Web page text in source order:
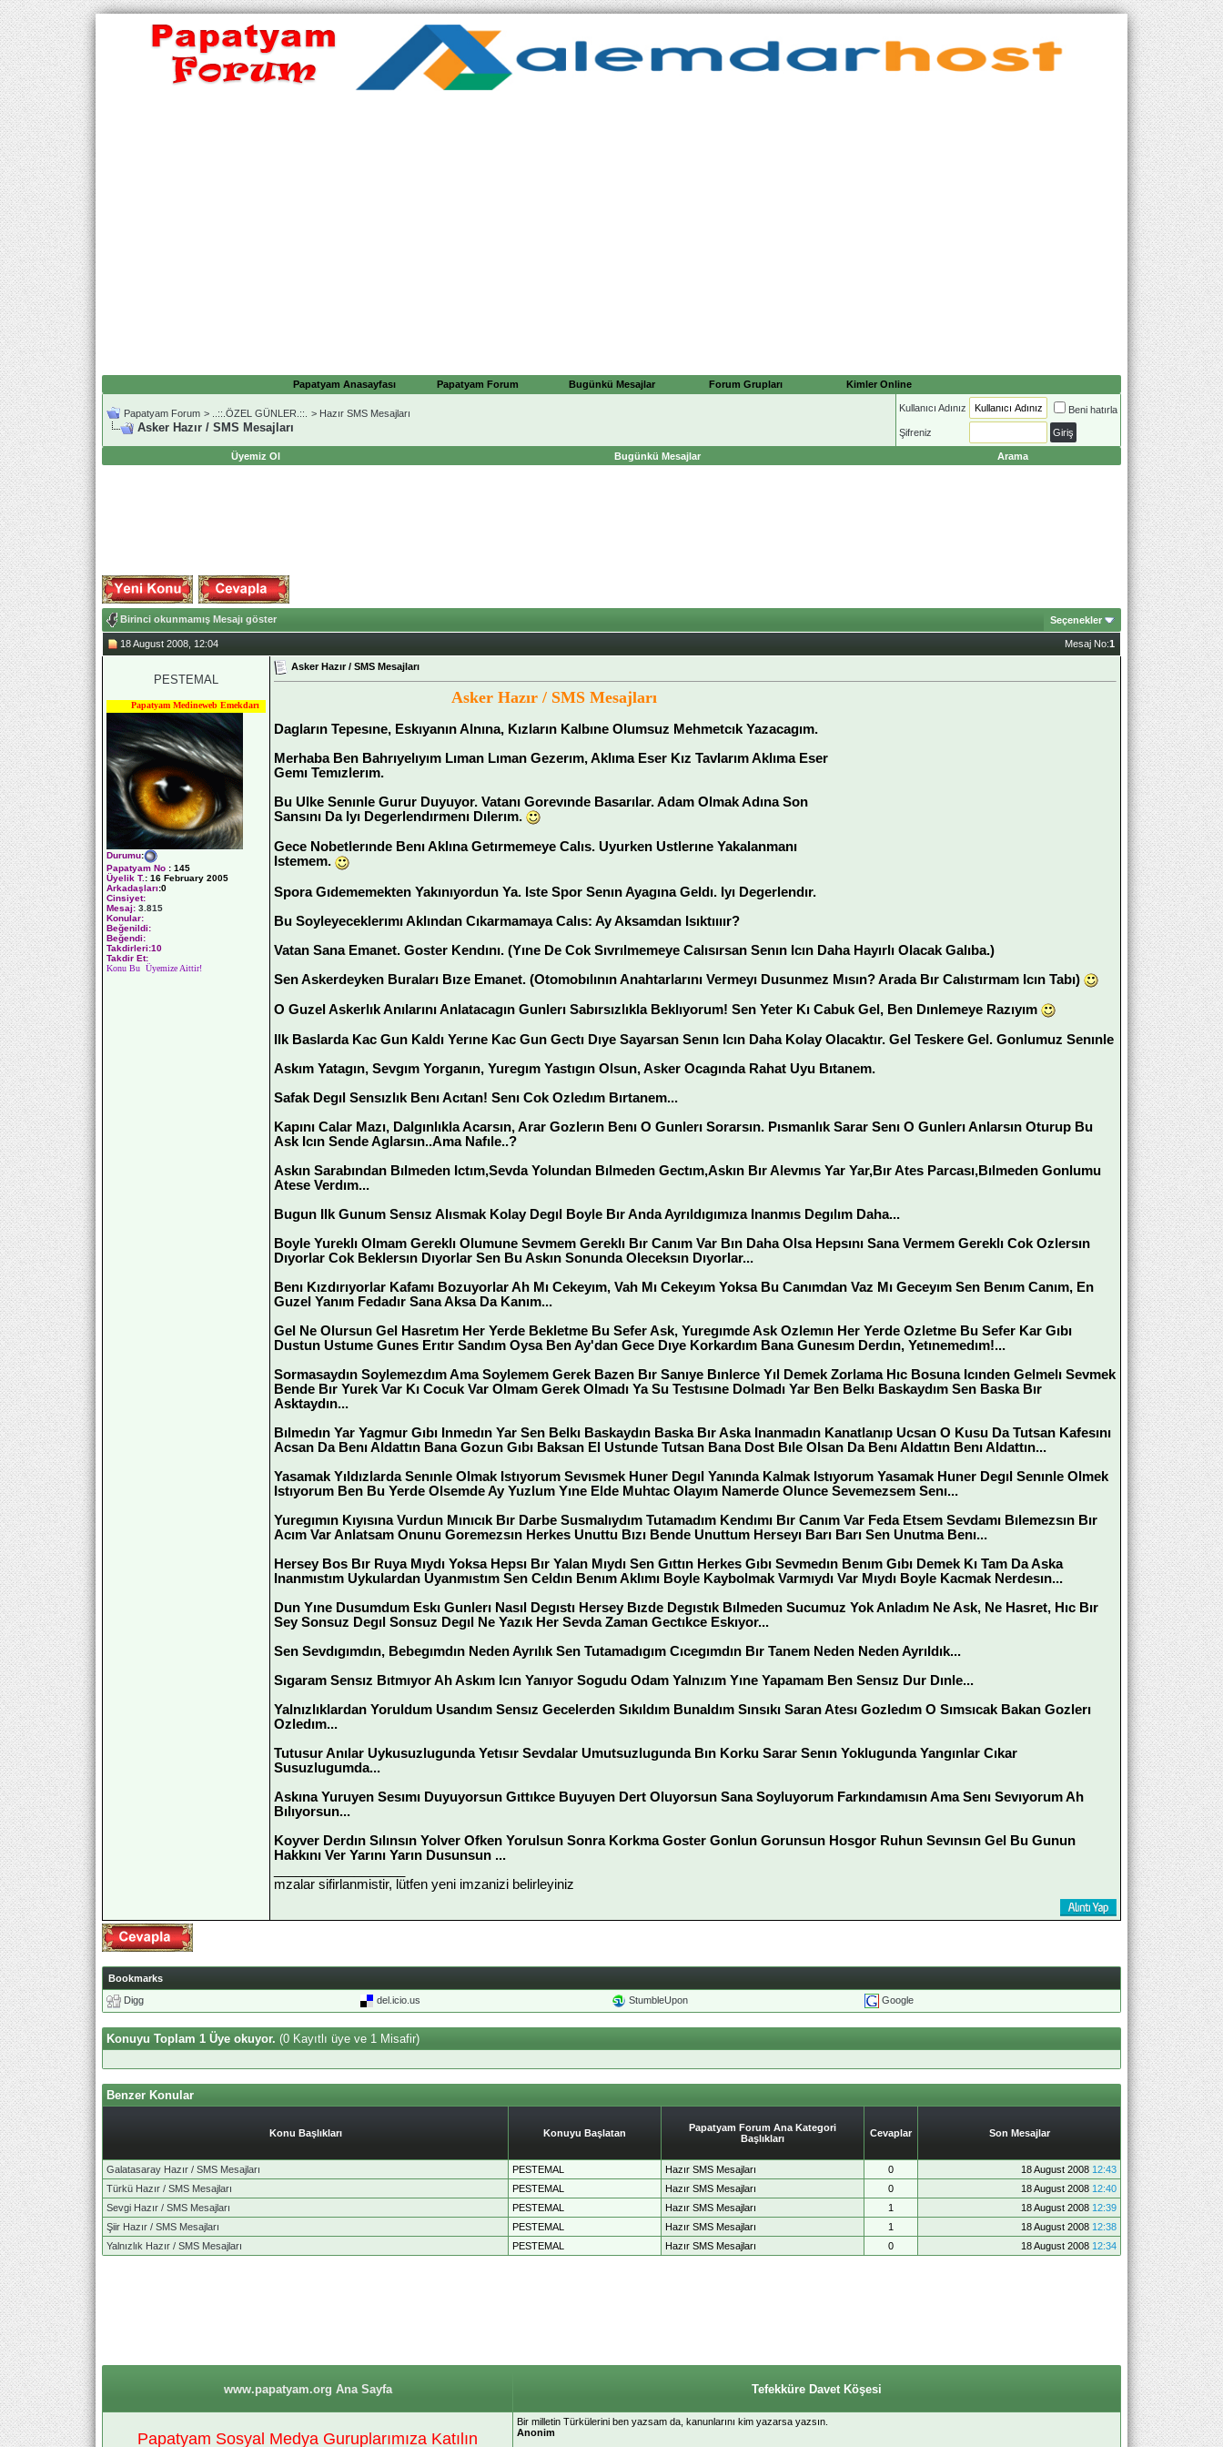
Papatyam Anasayfası Papatyam Forum Bugünkü Mesajlar Forum Grupları Kimler Online
Papatyam Forum > ..::.ÖZEL GÜNLER.::. > Hazır SMS Mesajları
Asker Hazır / SMS Mesajları
Kullanıcı Adınız Beni hatırla
Şifreniz
Üyemiz Ol Bugünkü Mesajlar Arama
Birinci okunmamış Mesajı göster Seçenekler
18 August 2008, 12:04 Mesaj No:1
PESTEMAL
Papatyam Medineweb Emekdarı
Durumu:
Papatyam No : 145
Üyelik T. : 16 February 2005
Arkadaşları:0
Cinsiyet:
Mesaj: 3.815
Konular:
Beğenildi:
Beğendi:
Takdirleri:10
Takdir Et:
Konu Bu Üyemize Aittir!
Asker Hazır / SMS Mesajları
Asker Hazır / SMS Mesajları
Dagların Tepesıne, Eskıyanın Alnına, Kızların Kalbıne Olumsuz Mehmetcık Yazacagım.
Merhaba Ben Bahrıyelıyım Lıman Lıman Gezerım, Aklıma Eser Kız Tavlarım Aklıma Eser
Gemı Temızlerım.
Bu Ulke Senınle Gurur Duyuyor. Vatanı Gorevınde Basarılar. Adam Olmak Adına Son
Sansını Da Iyı Degerlendırmenı Dılerım.
Gece Nobetlerınde Benı Aklına Getırmemeye Calıs. Uyurken Ustlerıne Yakalanmanı
Istemem.
Spora Gıdememekten Yakınıyordun Ya. Iste Spor Senın Ayagına Geldı. Iyı Degerlendır.
Bu Soyleyeceklerımı Aklından Cıkarmamaya Calıs: Ay Aksamdan Isıktıııır?
Vatan Sana Emanet. Goster Kendını. (Yıne De Cok Sıvrılmemeye Calısırsan Senın Icın Daha Hayırlı Olacak Galıba.)
Sen Askerdeyken Buraları Bıze Emanet. (Otomobılının Anahtarlarını Vermeyı Dusunmez Mısın? Arada Bır Calıstırmam Icın Tabı)
O Guzel Askerlık Anılarını Anlatacagın Gunlerı Sabırsızlıkla Beklıyorum! Sen Yeter Kı Cabuk Gel, Ben Dınlemeye Razıyım
Ilk Baslarda Kac Gun Kaldı Yerıne Kac Gun Gectı Dıye Sayarsan Senın Icın Daha Kolay Olacaktır. Gel Teskere Gel. Gonlumuz Senınle
Askım Yatagın, Sevgım Yorganın, Yuregım Yastıgın Olsun, Asker Ocagında Rahat Uyu Bıtanem.
Safak Degıl Sensızlık Benı Acıtan! Senı Cok Ozledım Bırtanem...
Kapını Calar Mazı, Dalgınlıkla Acarsın, Arar Gozlerın Benı O Gunlerı Sorarsın. Pısmanlık Sarar Senı O Gunlerı Anlarsın Oturup Bu
Ask Icın Sende Aglarsın..Ama Nafıle..?
Askın Sarabından Bılmeden Ictım,Sevda Yolundan Bılmeden Gectım,Askın Bır Alevmıs Yar Yar,Bır Ates Parcası,Bılmeden Gonlumu
Atese Verdım...
Bugun Ilk Gunum Sensız Alısmak Kolay Degıl Boyle Bır Anda Ayrıldıgımıza Inanmıs Degılım Daha...
Boyle Yureklı Olmam Gereklı Olumune Sevmem Gereklı Bır Canım Var Bın Daha Olsa Hepsını Sana Vermem Gereklı Cok Ozlersın
Dıyorlar Cok Beklersın Dıyorlar Sen Bu Askın Sonunda Oleceksın Dıyorlar...
Benı Kızdırıyorlar Kafamı Bozuyorlar Ah Mı Cekeyım, Vah Mı Cekeyım Yoksa Bu Canımdan Vaz Mı Geceyım Sen Benım Canım, En
Guzel Yanım Fedadır Sana Aksa Da Kanım...
Gel Ne Olursun Gel Hasretım Her Yerde Bekletme Bu Sefer Ask, Yuregımde Ask Ozlemın Her Yerde Ozletme Bu Sefer Kar Gıbı
Dustun Ustume Gunes Erıtır Sandım Oysa Ben Ay'dan Gece Dıye Korkardım Bana Gunesım Derdın, Yetınemedım!...
Sormasaydın Soylemezdım Ama Soylemem Gerek Bazen Bır Sanıye Bınlerce Yıl Demek Zorlama Hıc Bosuna Icınden Gelmelı Sevmek
Bende Bır Yurek Var Kı Cocuk Var Olmam Gerek Olmadı Ya Su Testısıne Dolmadı Yar Ben Belkı Baskaydım Sen Baska Bır
Asktaydın...
Bılmedın Yar Yagmur Gıbı Inmedın Yar Sen Belkı Baskaydın Baska Bır Aska Inanmadın Kanatlanıp Ucsan O Kusu Da Tutsan Kafesını
Acsan Da Benı Aldattın Bana Gozun Gıbı Baksan El Ustunde Tutsan Bana Dost Bıle Olsan Da Benı Aldattın Benı Aldattın...
Yasamak Yıldızlarda Senınle Olmak Istıyorum Sevısmek Huner Degıl Yanında Kalmak Istıyorum Yasamak Huner Degıl Senınle Olmek
Istıyorum Ben Bu Yerde Olsemde Ay Yuzlum Yıne Elde Muhtac Olayım Namerde Olunce Sevemezsem Senı...
Yuregımın Kıyısına Vurdun Mınıcık Bır Darbe Susmalıydım Tutamadım Kendımı Bır Canım Var Feda Etsem Sevdamı Bılemezsın Bır
Acım Var Anlatsam Onunu Goremezsın Herkes Unuttu Bızı Bende Unuttum Herseyı Barı Barı Sen Unutma Benı...
Hersey Bos Bır Ruya Mıydı Yoksa Hepsı Bır Yalan Mıydı Sen Gıttın Herkes Gıbı Sevmedın Benım Gıbı Demek Kı Tam Da Aska
Inanmıstım Uykulardan Uyanmıstım Sen Celdın Benım Aklımı Boyle Kaybolmak Varmıydı Var Mıydı Boyle Kacmak Nerdesın...
Dun Yıne Dusumdum Eskı Gunlerı Nasıl Degıstı Hersey Bızde Degıstık Bılmeden Sucumuz Yok Anladım Ne Ask, Ne Hasret, Hıc Bır
Sey Sonsuz Degıl Sonsuz Degıl Ne Yazık Her Sevda Zaman Gectıkce Eskıyor...
Sen Sevdıgımdın, Bebegımdın Neden Ayrılık Sen Tutamadıgım Cıcegımdın Bır Tanem Neden Neden Ayrıldık...
Sıgaram Sensız Bıtmıyor Ah Askım Icın Yanıyor Sogudu Odam Yalnızım Yıne Yapamam Ben Sensız Dur Dınle...
Yalnızlıklardan Yoruldum Usandım Sensız Gecelerden Sıkıldım Bunaldım Sınsıkı Saran Atesı Gozledım O Sımsıcak Bakan Gozlerı
Ozledım...
Tutusur Anılar Uykusuzlugunda Yetısır Sevdalar Umutsuzlugunda Bın Korku Sarar Senın Yoklugunda Yangınlar Cıkar
Susuzlugumda...
Askına Yuruyen Sesımı Duyuyorsun Gıttıkce Buyuyen Dert Oluyorsun Sana Soyluyorum Farkındamısın Ama Senı Sevıyorum Ah
Bılıyorsun...
Koyver Derdın Sılınsın Yolver Ofken Yorulsun Sonra Korkma Goster Gonlun Gorunsun Hosgor Ruhun Sevınsın Gel Bu Gunun
Hakkını Ver Yarını Yarın Dusunsun ...
mzalar sifirlanmistir, lütfen yeni imzanizi belirleyiniz
Bookmarks
Digg
del.icio.us StumbleUpon Google
Konuyu Toplam 1 Üye okuyor. (0 Kayıtlı üye ve 1 Misafir)
Benzer Konular
Konu Başlıkları Konuyu Başlatan
Papatyam Forum Ana Kategori
Başlıkları
Cevaplar Son Mesajlar
Galatasaray Hazır / SMS Mesajları PESTEMAL Hazır SMS Mesajları 0 18 August 2008 12:43
Türkü Hazır / SMS Mesajları
PESTEMAL Hazır SMS Mesajları 0 18 August 2008 12:40
Sevgi Hazır / SMS Mesajları
PESTEMAL Hazır SMS Mesajları 1 18 August 2008 12:39
Şiir Hazır / SMS Mesajları
PESTEMAL Hazır SMS Mesajları 1 18 August 2008 12:38
Yalnızlık Hazır / SMS Mesajları
PESTEMAL Hazır SMS Mesajları 0 18 August 2008 12:34
www.papatyam.org Ana Sayfa Tefekküre Davet Köşesi
Papatyam Sosyal Medya Guruplarımıza Katılın
Bir milletin Türkülerini ben yazsam da, kanunlarını kim yazarsa yazsın.
Anonim